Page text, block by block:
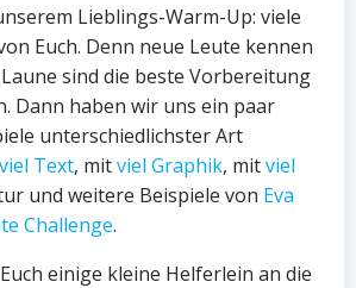
Lieblings-Warm-Up: viele
Euch. Denn neue Leute kennen
sind die beste Vorbereitung
Dann haben wir uns ein paar
unterschiedlichster Art
viel Text, mitviel Graphik, mitviel
und weitere Beispiele von Eva
Challenge.
einige kleine Helferlein an die